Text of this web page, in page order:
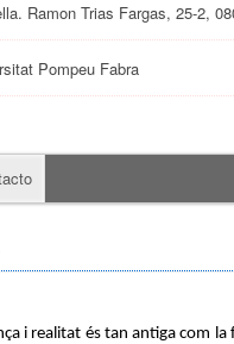
Ramon Trias Fargas, 25-2,
Pompeu Fabra
i realitat és tan antiga com